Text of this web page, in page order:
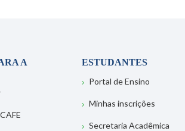
A
ESTUDANTES
Portal de Ensino
Minhas inscrições
Secretaria Acadêmica